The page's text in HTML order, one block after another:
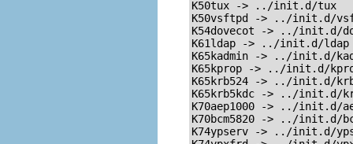
K50tux -> ../init.d/tux
K50vsftpd -> ../init.d/
K54dovecot -> ../init.d/
K61ldap -> ../init.d/ldap
K65kadmin -> ../init.d/
K65kprop -> ../init.d/
K65krb524 -> ../init.d/
K65krb5kdc -> ../init.d/
K70aep1000 -> ../init.d/
K70bcm5820 -> ../init.d/
K74ypserv -> ../init.d/